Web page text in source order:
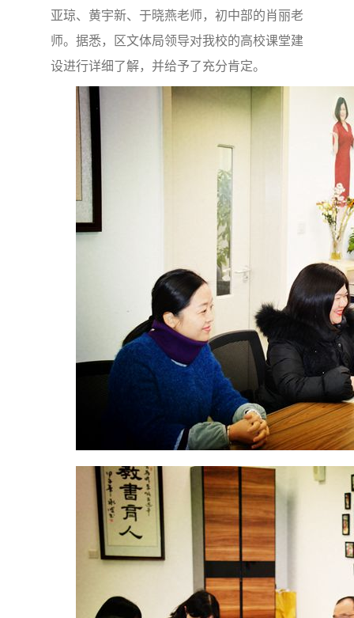
亚琼、黄宇新、于晓燕老师，初中部的肖丽老
师。据悉，区文体局领导对我校的高校课堂建
设进行详细了解，并给予了充分肯定。